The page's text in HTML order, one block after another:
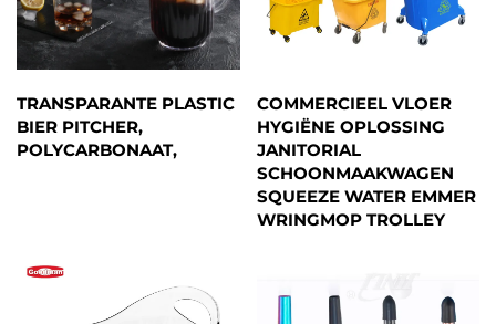
TRANSPARANTE PLASTIC
BIER PITCHER,
POLYCARBONAAT,
COMMERCIEEL VLOER
HYGIËNE OPLOSSING
JANITORIAL
SCHOONMAAKWAGEN
SQUEEZE WATER EMMER
WRINGMOP TROLLEY